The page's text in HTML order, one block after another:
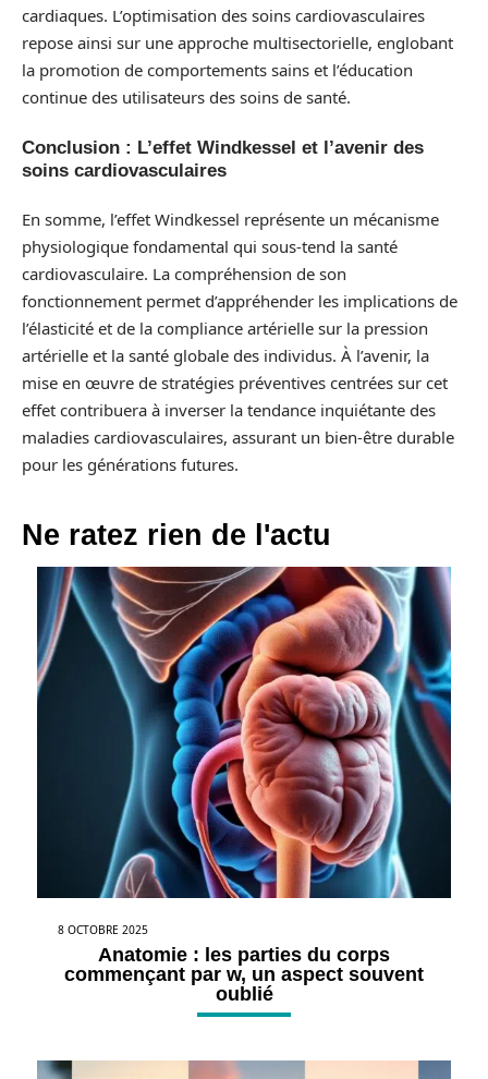
cardiaques. L’optimisation des soins cardiovasculaires
repose ainsi sur une approche multisectorielle, englobant
la promotion de comportements sains et l’éducation
continue des utilisateurs des soins de santé.
Conclusion : L’effet Windkessel et l’avenir des
soins cardiovasculaires
En somme, l’effet Windkessel représente un mécanisme
physiologique fondamental qui sous-tend la santé
cardiovasculaire. La compréhension de son
fonctionnement permet d’appréhender les implications de
l’élasticité et de la compliance artérielle sur la pression
artérielle et la santé globale des individus. À l’avenir, la
mise en œuvre de stratégies préventives centrées sur cet
effet contribuera à inverser la tendance inquiétante des
maladies cardiovasculaires, assurant un bien-être durable
pour les générations futures.
Ne ratez rien de l'actu
8 OCTOBRE 2025
Anatomie : les parties du corps
commençant par w, un aspect souvent
oublié